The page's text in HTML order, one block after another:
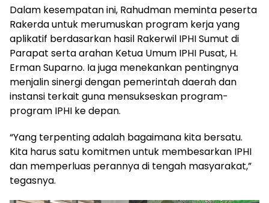
Dalam kesempatan ini, Rahudman meminta peserta
Rakerda untuk merumuskan program kerja yang
aplikatif berdasarkan hasil Rakerwil IPHI Sumut di
Parapat serta arahan Ketua Umum IPHI Pusat, H.
Erman Suparno. Ia juga menekankan pentingnya
menjalin sinergi dengan pemerintah daerah dan
instansi terkait guna mensukseskan program-
program IPHI ke depan.
“Yang terpenting adalah bagaimana kita bersatu.
Kita harus satu komitmen untuk membesarkan IPHI
dan memperluas perannya di tengah masyarakat,”
tegasnya.